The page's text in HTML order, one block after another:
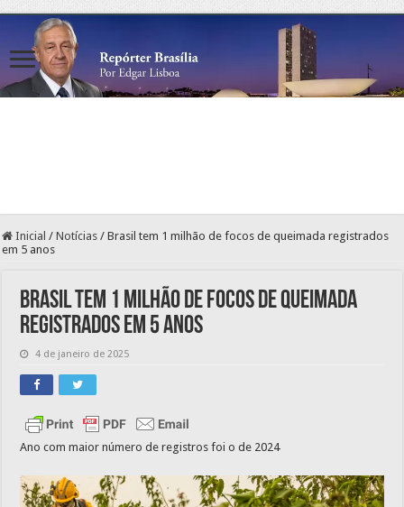
Inicial / Notícias / Brasil tem 1 milhão de focos de queimada registrados
em 5 anos
Brasil tem 1 milhão de focos de queimada
registrados em 5 anos
4 de janeiro de 2025
Ano com maior número de registros foi o de 2024